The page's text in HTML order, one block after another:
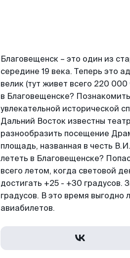
Благовещенск – это один из
середине 19 века. Теперь это
велик (тут живет всего 220
в Благовещенске?
увлекательной исторической
Дальний Восток известны
разнообразить посещение
площадь, названная в честь
лететь в Благовещенске?
всего летом, когда световой
достигать +25 - +30 градусов.
градусов. В это время
авиабилетов.